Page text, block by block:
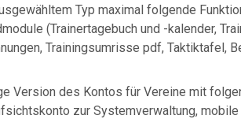
Typ maximal folgende
(Trainertagebuch und -kalender,
Trainingsumrisse pdf, Taktiktafel,
Version des Kontos für Vereine mit
zur Systemverwaltung,